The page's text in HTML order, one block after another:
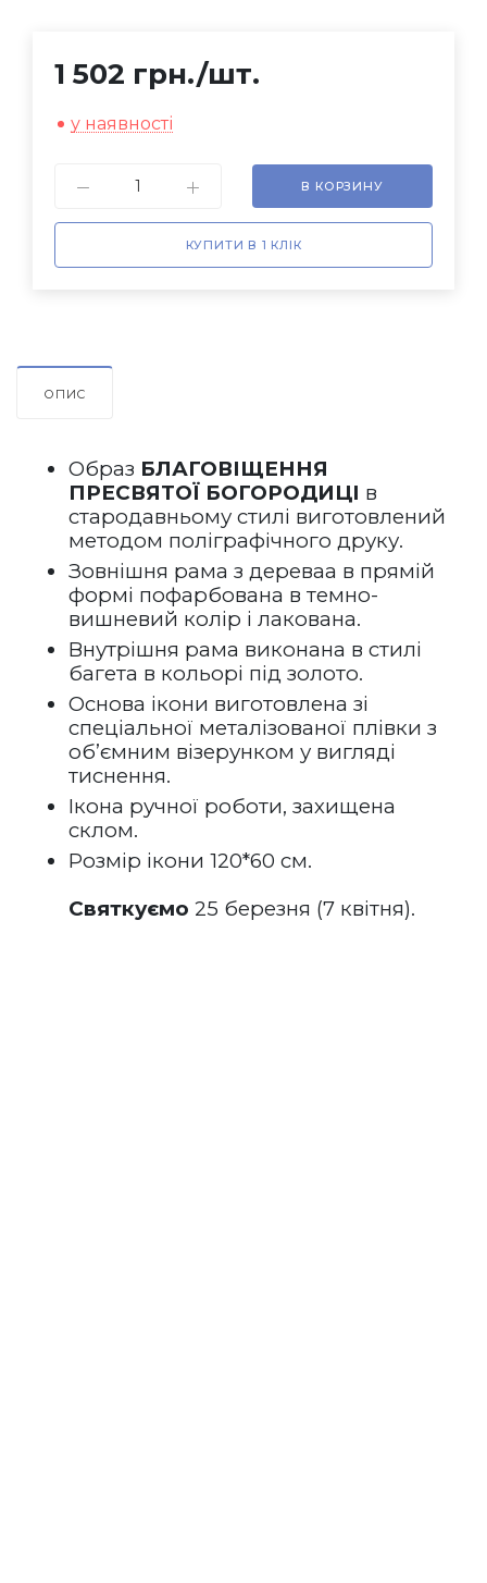
1 502 грн./шт.
у наявності
В КОРЗИНУ
КУПИТИ В 1 КЛІК
ОПИС
Образ БЛАГОВІЩЕННЯ
ПРЕСВЯТОЇ БОГОРОДИЦІ в
стародавньому стилі виготовлений
методом поліграфічного друку.
Зовнішня рама з дереваа в прямій
формі пофарбована в темно-
вишневий колір і лакована.
Внутрішня рама виконана в стилі
багета в кольорі під золото.
Основа ікони виготовлена зі
спеціальної металізованої плівки з
об’ємним візерунком у вигляді
тиснення.
Ікона ручної роботи, захищена
склом.
Розмір ікони 120*60 см.
Святкуємо 25 березня (7 квітня).